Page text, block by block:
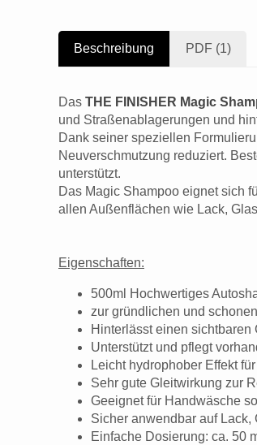
Beschreibung PDF (1)
Das THE FINISHER Magic
und Straßenablagerungen und
Dank seiner speziellen
Neuverschmutzung reduziert.
unterstützt.
Das Magic Shampoo eignet sich
allen Außenflächen wie Lack,
Eigenschaften:
500ml Hochwertiges
zur gründlichen und
Hinterlässt einen
Unterstützt und pflegt
Leicht hydrophober Effekt
Sehr gute Gleitwirkung zur
Geeignet für Handwäsche
Sicher anwendbar auf Lack,
Einfache Dosierung: ca. 50